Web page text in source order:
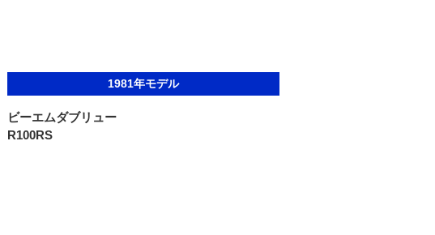
1981年モデル
ビーエムダブリュー
R100RS